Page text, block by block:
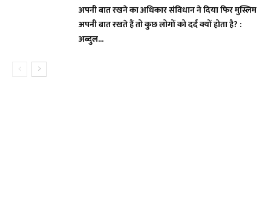
अपनी बात रखने का अधिकार संविधान ने दिया फिर मुस्लिम
अपनी बात रखते हैं तो कुछ लोगों को दर्द क्यों होता है? :
अब्दुल...